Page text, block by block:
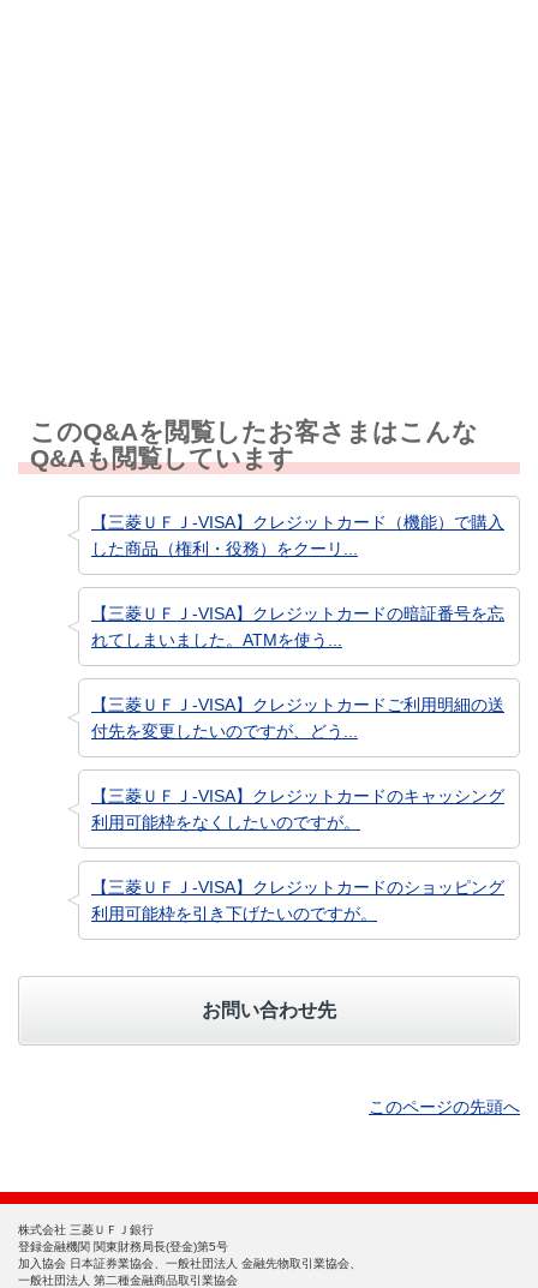
このQ&Aを閲覧したお客さまはこんな
Q&Aも閲覧しています
【三菱ＵＦＪ-VISA】クレジットカード（機能）で購入
した商品（権利・役務）をクーリ...
【三菱ＵＦＪ-VISA】クレジットカードの暗証番号を忘
れてしまいました。ATMを使う...
【三菱ＵＦＪ-VISA】クレジットカードご利用明細の送
付先を変更したいのですが、どう...
【三菱ＵＦＪ-VISA】クレジットカードのキャッシング
利用可能枠をなくしたいのですが。
【三菱ＵＦＪ-VISA】クレジットカードのショッピング
利用可能枠を引き下げたいのですが。
お問い合わせ先
このページの先頭へ
株式会社 三菱ＵＦＪ銀行
登録金融機関 関東財務局長(登金)第5号
加入協会 日本証券業協会、一般社団法人 金融先物取引業協会、
一般社団法人 第二種金融商品取引業協会